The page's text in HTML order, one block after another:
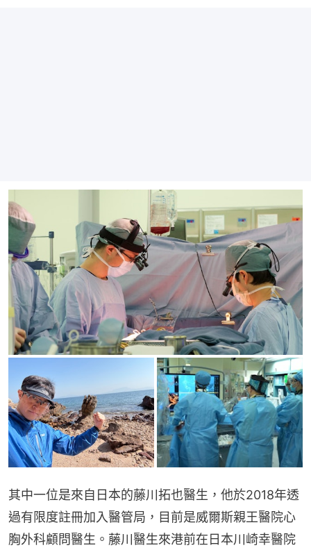
其中一位是來自日本的藤川拓也醫生，他於2018年透
過有限度註冊加入醫管局，目前是威爾斯親王醫院心
胸外科顧問醫生。藤川醫生來港前在日本川崎幸醫院